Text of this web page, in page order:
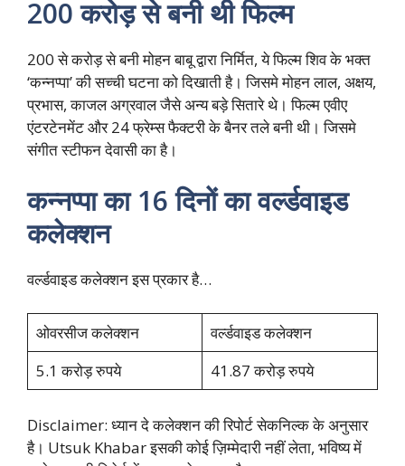
200 करोड़ से बनी थी फिल्म
200 से करोड़ से बनी मोहन बाबू द्वारा निर्मित, ये फिल्म शिव के भक्त
‘कन्नप्पा’ की सच्ची घटना को दिखाती है। जिसमे मोहन लाल, अक्षय,
प्रभास, काजल अग्रवाल जैसे अन्य बड़े सितारे थे। फिल्म एवीए
एंटरटेनमेंट और 24 फ्रेम्स फैक्टरी के बैनर तले बनी थी। जिसमे
संगीत स्टीफन देवासी का है।
कन्नप्पा का 16 दिनों का वर्ल्डवाइड
कलेक्शन
वर्ल्डवाइड कलेक्शन इस प्रकार है…
ओवरसीज कलेक्शन
वर्ल्डवाइड कलेक्शन
5.1 करोड़ रुपये
41.87 करोड़ रुपये
Disclaimer: ध्यान दे कलेक्शन की रिपोर्ट सेकनिल्क के अनुसार
है। Utsuk Khabar इसकी कोई ज़िम्मेदारी नहीं लेता, भविष्य में